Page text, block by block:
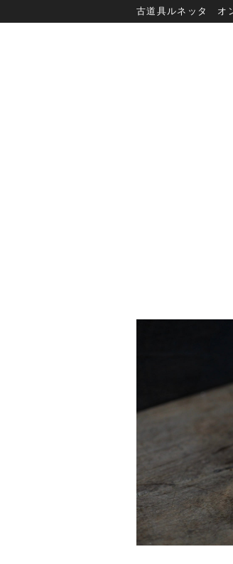
古道具ルネッタ オ